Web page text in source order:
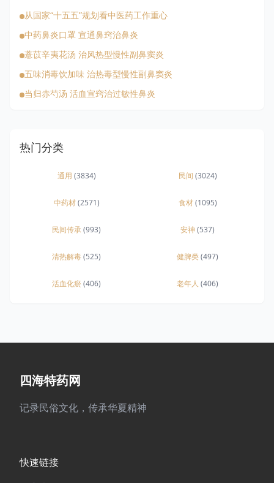
从国家“十五五”规划看中医药工作重心
中药鼻炎口罩 宣通鼻窍治鼻炎
薏苡辛夷花汤 治风热型慢性副鼻窦炎
五味消毒饮加味 治热毒型慢性副鼻窦炎
当归赤芍汤 活血宣窍治过敏性鼻炎
热门分类
通用 (3834) 民间 (3024)
中药材(2571) 食材(1095)
民间传承(993) 安神(537)
清热解毒(525) 健脾类(497)
活血化瘀(406) 老年人 (406)
四海特药网
记录民俗文化，传承华夏精神
快速链接